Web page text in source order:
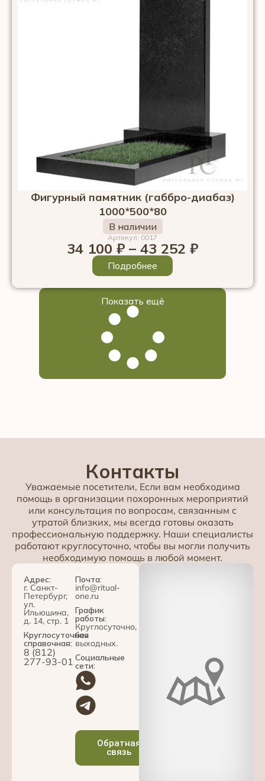
Фигурный памятник (габбро-диабаз)
1000*500*80
В наличии
Артикул: 0017
34 100 ₽ – 43 252 ₽
Подробнее
Показать ещё
Контакты
Уважаемые посетители, Если вам необходима
помощь в организации похоронных мероприятий
или консультация по вопросам, связанным с
утратой близких, мы всегда готовы оказать
профессиональную поддержку. Наши специалисты
работают круглосуточно, чтобы вы могли получить
необходимую помощь в любой момент.
Адрес:
г. Санкт-
Петербург,
ул.
Ильюшина,
д. 14, стр. 1
Круглосуточная
справочная:
8 (812)
277-93-01
Почта:
info@ritual-
one.ru
График
работы:
Круглосуточно,
без
выходных.
Социальные
сети:
Обратная
связь